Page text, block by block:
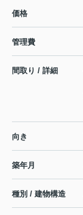
価格
管理費
間取り / 詳細
向き
築年月
種別 / 建物構造